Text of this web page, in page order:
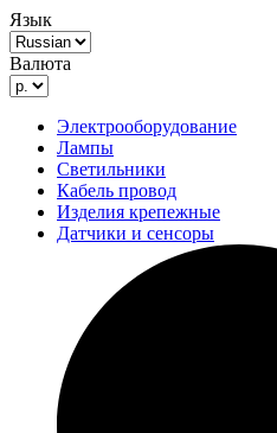
Язык
Валюта
Электрооборудование
Лампы
Светильники
Кабель провод
Изделия крепежные
Датчики и сенсоры